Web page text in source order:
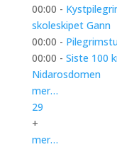
00:00 -
skoleskipet Gann
00:00 -
00:00 - Siste 100
Nidarosdomen
mer…
29
+
mer…